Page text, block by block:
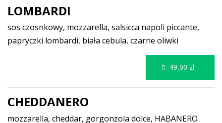
LOMBARDI
sos czosnkowy, mozzarella, salsicca napoli piccante,
papryczki lombardi, biała cebula, czarne oliwki
CHEDDANERO
mozzarella, cheddar, gorgonzola dolce, HABANERO